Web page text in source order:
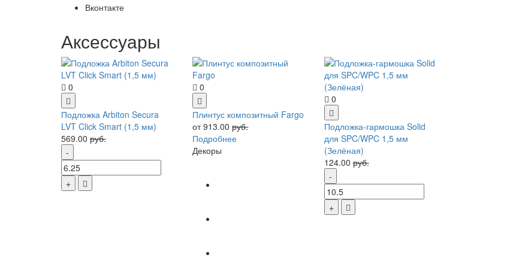
Вконтакте
Аксессуары
0
Подложка Arbiton Secura
LVT Click Smart (1,5 мм)
569.00 руб.
0
Плинтус композитный Fargo
от 913.00руб.
Подробнее
Декоры
0
Подложка-гармошка Solid
для SPC/WPC 1,5 мм
(Зелёная)
124.00руб.